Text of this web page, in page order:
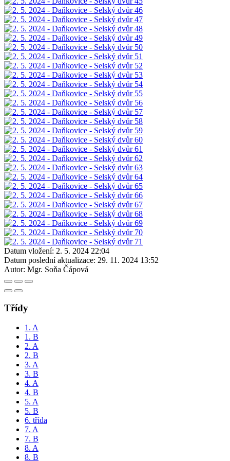
Datum vložení: 2. 5. 2024 22:04
Datum poslední aktualizace: 29. 11. 2024 13:52
Autor: Mgr. Soňa Čápová
Třídy
1. A
1. B
2. A
2. B
3. A
3. B
4. A
4. B
5. A
5. B
6. třída
7. A
7. B
8. A
8. B